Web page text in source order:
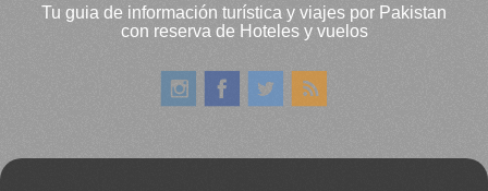
Tu guia de información turística y viajes por Pakistan
con reserva de Hoteles y vuelos